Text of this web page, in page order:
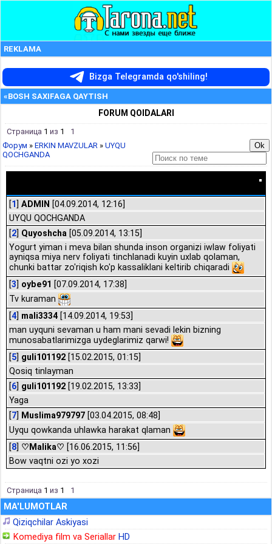
REKLAMA
Bizga Telegramda qo'shiling!
«BOSH SAXIFAGA QAYTISH
FORUM QOIDALARI
Страница 1 из 1
1
Форум » ERKIN MAVZULAR » UYQU
QOCHGANDA
[1] ADMIN [04.09.2014, 12:16]
UYQU QOCHGANDA
[2] Quyoshcha [05.09.2014, 13:15]
Yogurt yiman i meva bilan shunda inson organizi iwlaw foliyati
ayniqsa miya nerv foliyati tinchlanadi kuyin uxlab qolaman,
chunki battar zo'riqish ko'p kassaliklani keltirib chiqaradi
[3] oybe91 [07.09.2014, 17:38]
Tv kuraman
[4] mali3334 [14.09.2014, 19:53]
man uyquni sevaman u ham mani sevadi lekin bizning
munosabatlarimizga uydeglarimiz qarwi!
[5] guli101192 [15.02.2015, 01:15]
Qosiq tinlayman
[6] guli101192 [19.02.2015, 13:33]
Yaga
[7] Muslima979797 [03.04.2015, 08:48]
Uyqu qowkanda uhlawka harakat qlaman
[8] ♡Malika♡ [16.06.2015, 11:56]
Bow vaqtni ozi yo xozi
Страница 1 из 1 1
MA'LUMOTLAR
Qiziqchilar Askiyasi
Komediya film va Seriallar HD